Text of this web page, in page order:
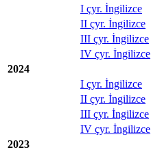
I çyr. İngilizce
II çyr. İngilizce
III çyr. İngilizce
IV çyr. İngilizce
2024
I çyr. İngilizce
II çyr. İngilizce
III çyr. İngilizce
IV çyr. İngilizce
2023